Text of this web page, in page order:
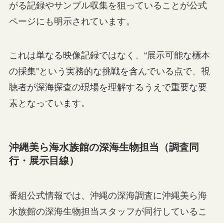
がる記録やサンプル収集を狙っていることが公式
ページにも明示されています。
これは単なる映像記録ではなく、“展示可能な標本
の採集”という実務的な挑戦を含んでいる点で、視
聴者が深海探査の現場を理解するうえで重要な要
素となっています。
沖縄美ら海水族館の深海生物担当（調査同
行・展示目線）
番組公式情報では、沖縄の深海調査に沖縄美ら海
水族館の深海生物担当スタッフが同行しているこ